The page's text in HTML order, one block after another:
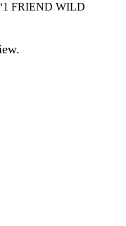
“1 FRIEND WILD